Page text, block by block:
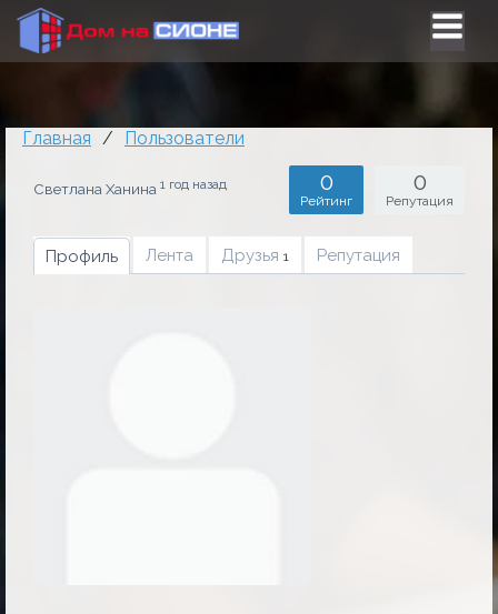
Главная / Пользователи
Светлана Ханина 1 год назад 0
Репутация
0
Рейтинг
Профиль Лента Друзья 1 Репутация